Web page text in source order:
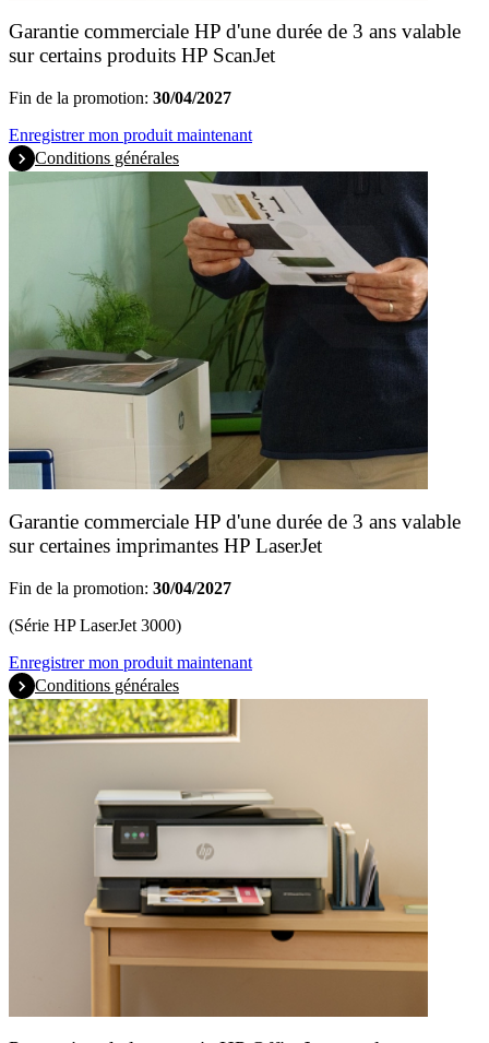
Garantie commerciale HP d'une durée de 3 ans valable
sur certains produits HP ScanJet
Fin de la promotion: 30/04/2027
Enregistrer mon produit maintenant
Conditions générales
Garantie commerciale HP d'une durée de 3 ans valable
sur certaines imprimantes HP LaserJet
Fin de la promotion: 30/04/2027
(Série HP LaserJet 3000)
Enregistrer mon produit maintenant
Conditions générales